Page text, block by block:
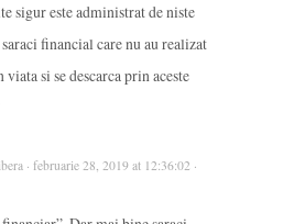
sigur este administrat de niste
financial care nu au realizat
si se descarca prin aceste
· februarie 28, 2019 at 12:36:02 ·